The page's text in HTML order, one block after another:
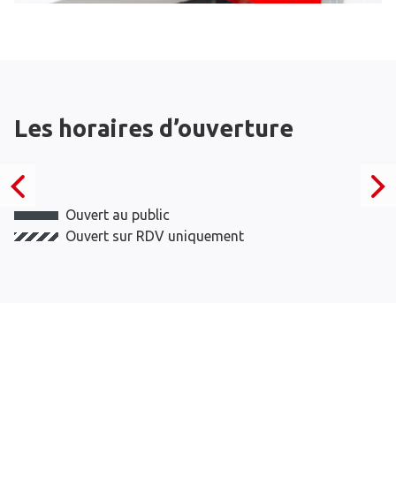
Les horaires d’ouverture
Ouvert au public
Ouvert sur RDV uniquement